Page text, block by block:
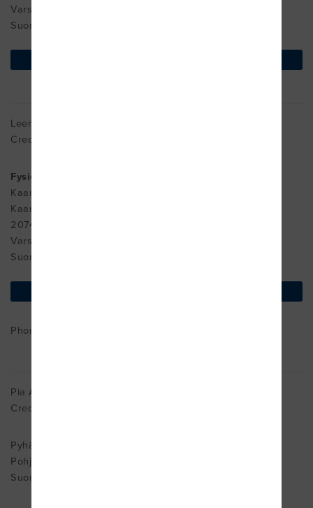
Varsinais-Suomi 20740
Suomi
Leena Aaltonen
Cred. MDT
Fysios Turku, Variaatio
Kaarningonkatu 2
Kaarningonkatu 2
20740 Turku
Varsinais-Suomi 20740
Suomi
Phone : ++358 44 208 0900
Pia Ahola
Cred. MDT
Pyhäsalmi
Pohjois-Pohjanmaa 86800
Suomi